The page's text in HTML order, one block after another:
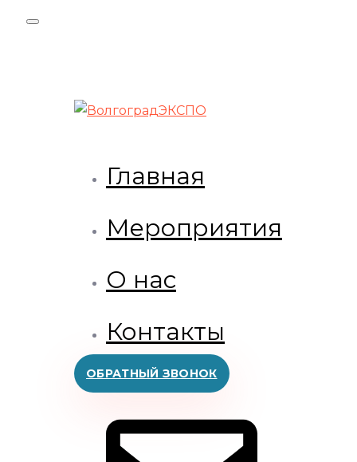
Skip
Skip
Главная
Мероприятия
О нас
Контакты
ОБРАТНЫЙ ЗВОНОК